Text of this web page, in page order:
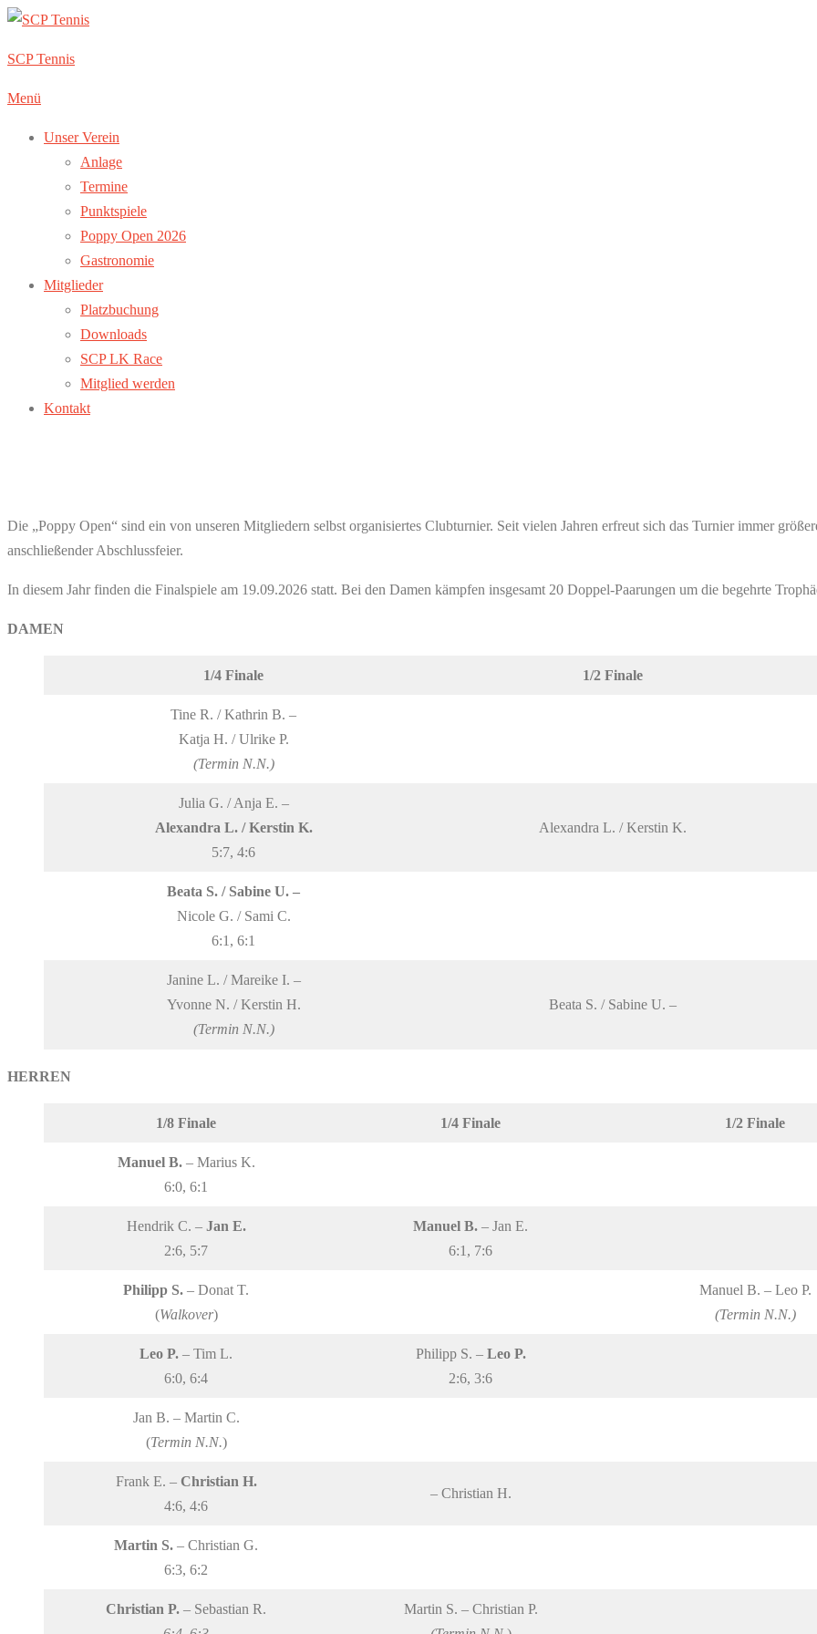
Zum
springen
SCP Tennis
Menü
Unser Verein
Anlage
Termine
Punktspiele
Poppy Open 2026
Gastronomie
Mitglieder
Platzbuchung
Downloads
SCP LK Race
Mitglied werden
Kontakt
Die „Poppy Open“ sind ein von unseren Mitgliedern selbst organisiertes Clubturnier. Seit vielen Jahren erfreut sich das Turnier immer
anschließender Abschlussfeier.
In diesem Jahr finden die Finalspiele am 19.09.2026 statt. Bei den Damen kämpfen insgesamt 20 Doppel-Paarungen um die begehrte
DAMEN
1/4 Finale 1/2 Finale
Tine R. / Kathrin B. –
Katja H. / Ulrike P.
(Termin N.N.)
Julia G. / Anja E. –
Alexandra L. / Kerstin K.
5:7, 4:6
Alexandra L. / Kerstin K.
Beata S. / Sabine U. –
Nicole G. / Sami C.
6:1, 6:1
Janine L. / Mareike I. –
Yvonne N. / Kerstin H.
(Termin N.N.)
Beata S. / Sabine U. –
HERREN
1/8 Finale 1/4 Finale 1/2 Finale
Manuel B.– Marius K.
6:0, 6:1
Hendrik C. – Jan E.
2:6, 5:7
Manuel B. – Jan E.
6:1, 7:6
Philipp S. – Donat T.
(Walkover)
Manuel B. – Leo P.
(Termin N.N.)
Leo P. – Tim L.
6:0, 6:4
Philipp S. – Leo P.
2:6, 3:6
Jan B. – Martin C.
(Termin N.N.)
Frank E. – Christian H.
4:6, 4:6
– Christian H.
Martin S. – Christian G.
6:3, 6:2
Christian P. – Sebastian R.
Martin S. – Christian P.